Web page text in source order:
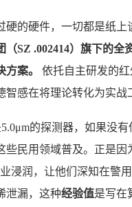
的硬件，一切都是纸上
SZ .002414）旗下的
案。
依托自主研发的
感在将理论转化为实战
的探测器，如果没
民用领域普及。正是因
浸润，让他们深知在警
泄漏，这种经验值是写在